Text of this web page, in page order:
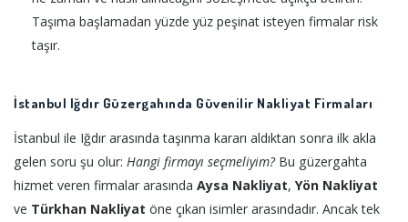
Taşıma başlamadan yüzde yüz peşinat isteyen firmalar risk
taşır.
İstanbul Iğdır Güzergahında Güvenilir Nakliyat Firmaları
İstanbul ile Iğdır arasında taşınma kararı aldıktan sonra ilk akla
gelen soru şu olur: Hangi firmayı seçmeliyim?Bu güzergahta
hizmet veren firmalar arasında Aysa Nakliyat, Yön Nakliyat
ve Türkhan Nakliyat öne çıkan isimler arasındadır. Ancak tek